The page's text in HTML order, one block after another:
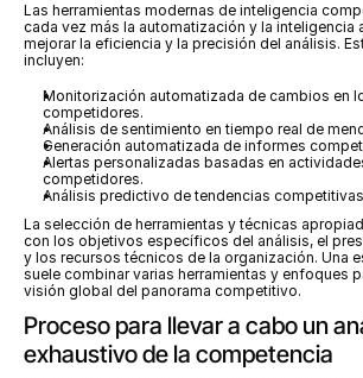
Las herramientas modernas de inteligencia
cada vez más la automatización y la inteligencia
mejorar la eficiencia y la precisión del análisis.
incluyen:
Monitorización automatizada de cambios en
competidores.
Análisis de sentimiento en tiempo real de
Generación automatizada de informes
Alertas personalizadas basadas en
competidores.
Análisis predictivo de tendencias
La selección de herramientas y técnicas
con los objetivos específicos del análisis, el
y los recursos técnicos de la organización. Una
suele combinar varias herramientas y enfoques
visión global del panorama competitivo.
Proceso para llevar a cabo un
exhaustivo de la competencia